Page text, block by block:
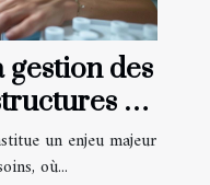
des
de
un enjeu majeur
où...